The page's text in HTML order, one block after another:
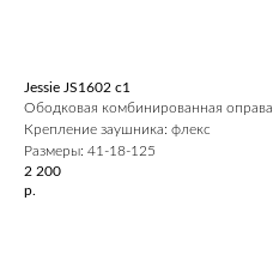
Jessie JS1602 c1
Ободковая комбинированная оправа
Крепление заушника: флекс
Размеры: 41-18-125
2 200
р.